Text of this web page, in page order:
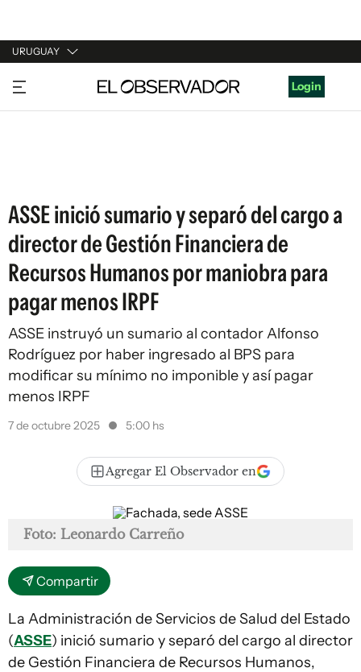
URUGUAY
URUGUAY
ARGENTINA
Login
ASSE inició sumario y separó del cargo a
director de Gestión Financiera de
Recursos Humanos por maniobra para
pagar menos IRPF
ASSE instruyó un sumario al contador Alfonso
Rodríguez por haber ingresado al BPS para
modificar su mínimo no imponible y así pagar
menos IRPF
7 de octubre 2025 5:00 hs
Agregar El Observador en
Foto: Leonardo Carreño
Compartir
La Administración de Servicios de Salud del Estado
(ASSE) inició sumario y separó del cargo al director
de Gestión Financiera de Recursos Humanos,